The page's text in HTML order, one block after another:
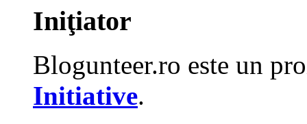
Iniţiator
Blogunteer.ro este un
Initiative.